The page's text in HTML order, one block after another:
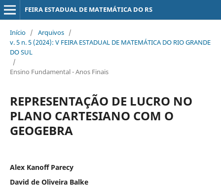
FEIRA ESTADUAL DE MATEMÁTICA DO RS
Início / Arquivos /
v. 5 n. 5 (2024): V FEIRA ESTADUAL DE MATEMÁTICA DO RIO GRANDE
DO SUL
/
Ensino Fundamental - Anos Finais
REPRESENTAÇÃO DE LUCRO NO
PLANO CARTESIANO COM O
GEOGEBRA
Alex Kanoff Parecy
David de Oliveira Balke